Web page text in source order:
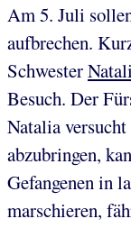
Am 5. Juli
aufbrechen.
Schwester
Besuch. Der
Natalia
abzubringen,
Gefangenen in
marschieren,